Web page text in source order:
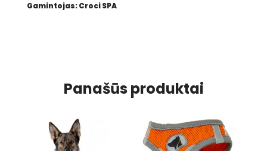
Gamintojas: Croci SPA
Panašūs produktai